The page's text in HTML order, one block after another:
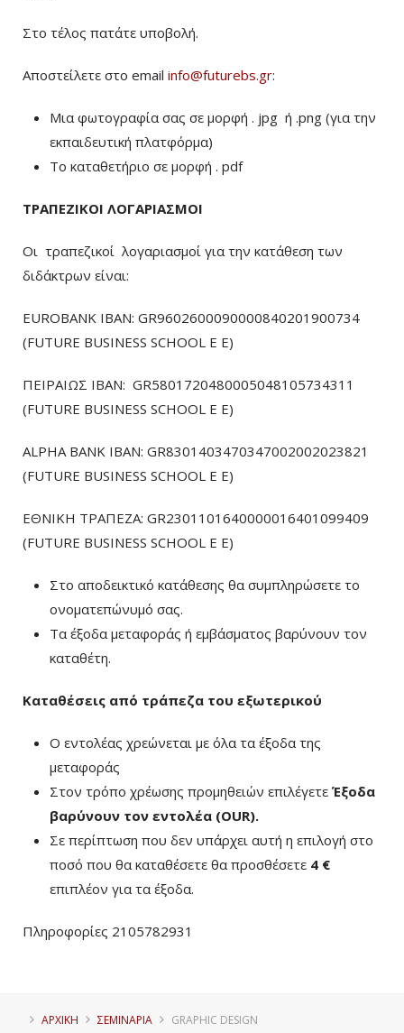
Στο τέλος πατάτε υποβολή.
Αποστείλετε στο email info@futurebs.gr:
Μια φωτογραφία σας σε μορφή . jpg ή .png (για την
εκπαιδευτική πλατφόρμα)
To καταθετήριο σε μορφή . pdf
ΤΡΑΠΕΖΙΚΟΙ ΛΟΓΑΡΙΑΣΜΟΙ
Οι τραπεζικοί λογαριασμοί για την κατάθεση των
διδάκτρων είναι:
EUROBANK IBAN: GR9602600090000840201900734
(FUTURE BUSINESS SCHOOL E E)
ΠΕΙΡΑΙΩΣ ΙΒΑΝ: GR5801720480005048105734311
(FUTURE BUSINESS SCHOOL E E)
ALPHA BANK IBAN: GR8301403470347002002023821
(FUTURE BUSINESS SCHOOL E E)
ΕΘΝΙΚΗ ΤΡΑΠΕΖΑ: GR2301101640000016401099409
(FUTURE BUSINESS SCHOOL E E)
Στο αποδεικτικό κατάθεσης θα συμπληρώσετε το
ονοματεπώνυμό σας.
Τα έξοδα μεταφοράς ή εμβάσματος βαρύνουν τον
καταθέτη.
Καταθέσεις από τράπεζα του εξωτερικού
Ο εντολέας χρεώνεται με όλα τα έξοδα της
μεταφοράς
Στον τρόπο χρέωσης προμηθειών επιλέγετε Έξοδα
βαρύνουν τον εντολέα (ΟUR).
Σε περίπτωση που δεν υπάρχει αυτή η επιλογή στο
ποσό που θα καταθέσετε θα προσθέσετε 4 €
επιπλέον για τα έξοδα.
Πληροφορίες 2105782931
ΑΡΧΙΚΗ ΣΕΜΙΝΑΡΙΑ GRAPHIC DESIGN